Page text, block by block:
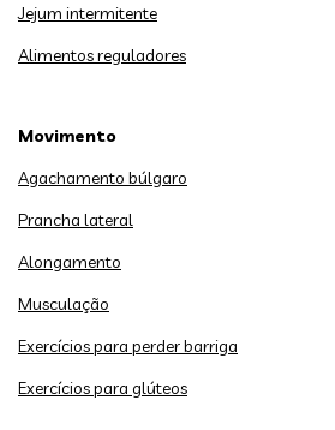
Jejum intermitente
Alimentos reguladores
Movimento
Agachamento búlgaro
Prancha lateral
Alongamento
Musculação
Exercícios para perder barriga
Exercícios para glúteos